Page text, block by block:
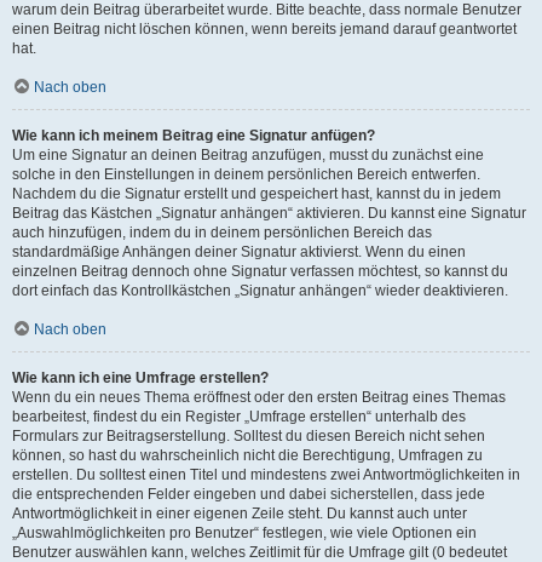
warum dein Beitrag überarbeitet wurde. Bitte beachte, dass normale Benutzer
einen Beitrag nicht löschen können, wenn bereits jemand darauf geantwortet
hat.
Nach oben
Wie kann ich meinem Beitrag eine Signatur anfügen?
Um eine Signatur an deinen Beitrag anzufügen, musst du zunächst eine
solche in den Einstellungen in deinem persönlichen Bereich entwerfen.
Nachdem du die Signatur erstellt und gespeichert hast, kannst du in jedem
Beitrag das Kästchen „Signatur anhängen“ aktivieren. Du kannst eine Signatur
auch hinzufügen, indem du in deinem persönlichen Bereich das
standardmäßige Anhängen deiner Signatur aktivierst. Wenn du einen
einzelnen Beitrag dennoch ohne Signatur verfassen möchtest, so kannst du
dort einfach das Kontrollkästchen „Signatur anhängen“ wieder deaktivieren.
Nach oben
Wie kann ich eine Umfrage erstellen?
Wenn du ein neues Thema eröffnest oder den ersten Beitrag eines Themas
bearbeitest, findest du ein Register „Umfrage erstellen“ unterhalb des
Formulars zur Beitragserstellung. Solltest du diesen Bereich nicht sehen
können, so hast du wahrscheinlich nicht die Berechtigung, Umfragen zu
erstellen. Du solltest einen Titel und mindestens zwei Antwortmöglichkeiten in
die entsprechenden Felder eingeben und dabei sicherstellen, dass jede
Antwortmöglichkeit in einer eigenen Zeile steht. Du kannst auch unter
„Auswahlmöglichkeiten pro Benutzer“ festlegen, wie viele Optionen ein
Benutzer auswählen kann, welches Zeitlimit für die Umfrage gilt (0 bedeutet